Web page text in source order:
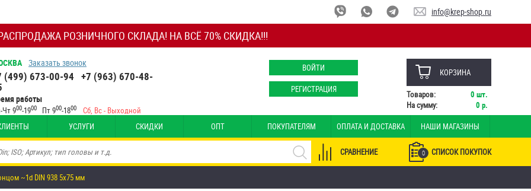
РОЗНИЧНОГО СКЛАДА! НА ВСЁ 70% СКИДКА!!!
info@krep-shop.ru
Заказать звонок
(499) 673-00-94 +7 (963) 670-48-
работы
Чт 900-1900 Пт 900-1800 Сб, Вс - Выходной
ВОЙТИ
РЕГИСТРАЦИЯ
КОРЗИНА
Товаров: 0 шт.
На сумму:
0 р.
УСЛУГИ СКИДКИ ОПТ ПОКУПАТЕЛЯМ ОПЛАТА И ДОСТАВКА НАШИ МАГАЗИНЫ
0 СПИСОК ПОКУПОК
СРАВНЕНИЕ
~1d DIN 938 5х75 мм